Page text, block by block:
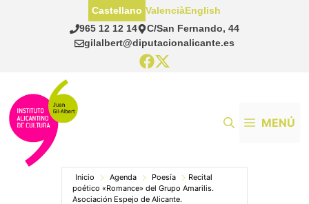
965 12 12 14
C/San Fernando, 44
gilalbert@diputacionalicante.es
Castellano ValenciàEnglish
MENÚ
Inicio Agenda Poesía
Recital
poético «Romance» del Grupo Amarilis.
Asociación Espejo de Alicante.